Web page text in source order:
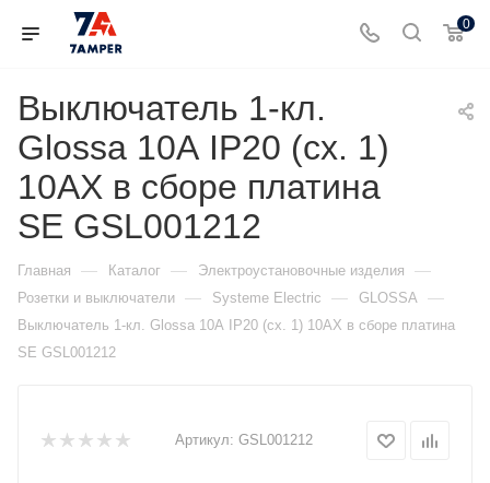
0
Выключатель 1-кл.
Glossa 10А IP20 (сх. 1)
10AX в сборе платина
SE GSL001212
Главная — Каталог — Электроустановочные изделия —
Розетки и выключатели — Systeme Electric — GLOSSA —
Выключатель 1-кл. Glossa 10А IP20 (сх. 1) 10AX в сборе платина
SE GSL001212
Артикул: GSL001212